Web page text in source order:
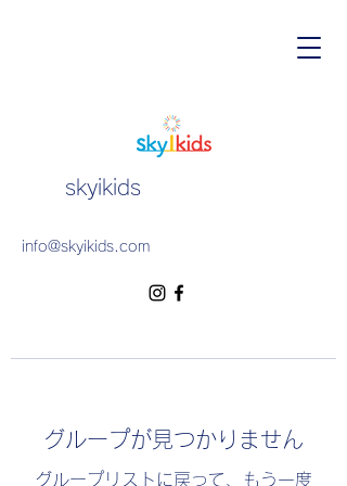
skyikids
info@skyikids.com
グループが見つかりません
グループリストに戻って、もう一度